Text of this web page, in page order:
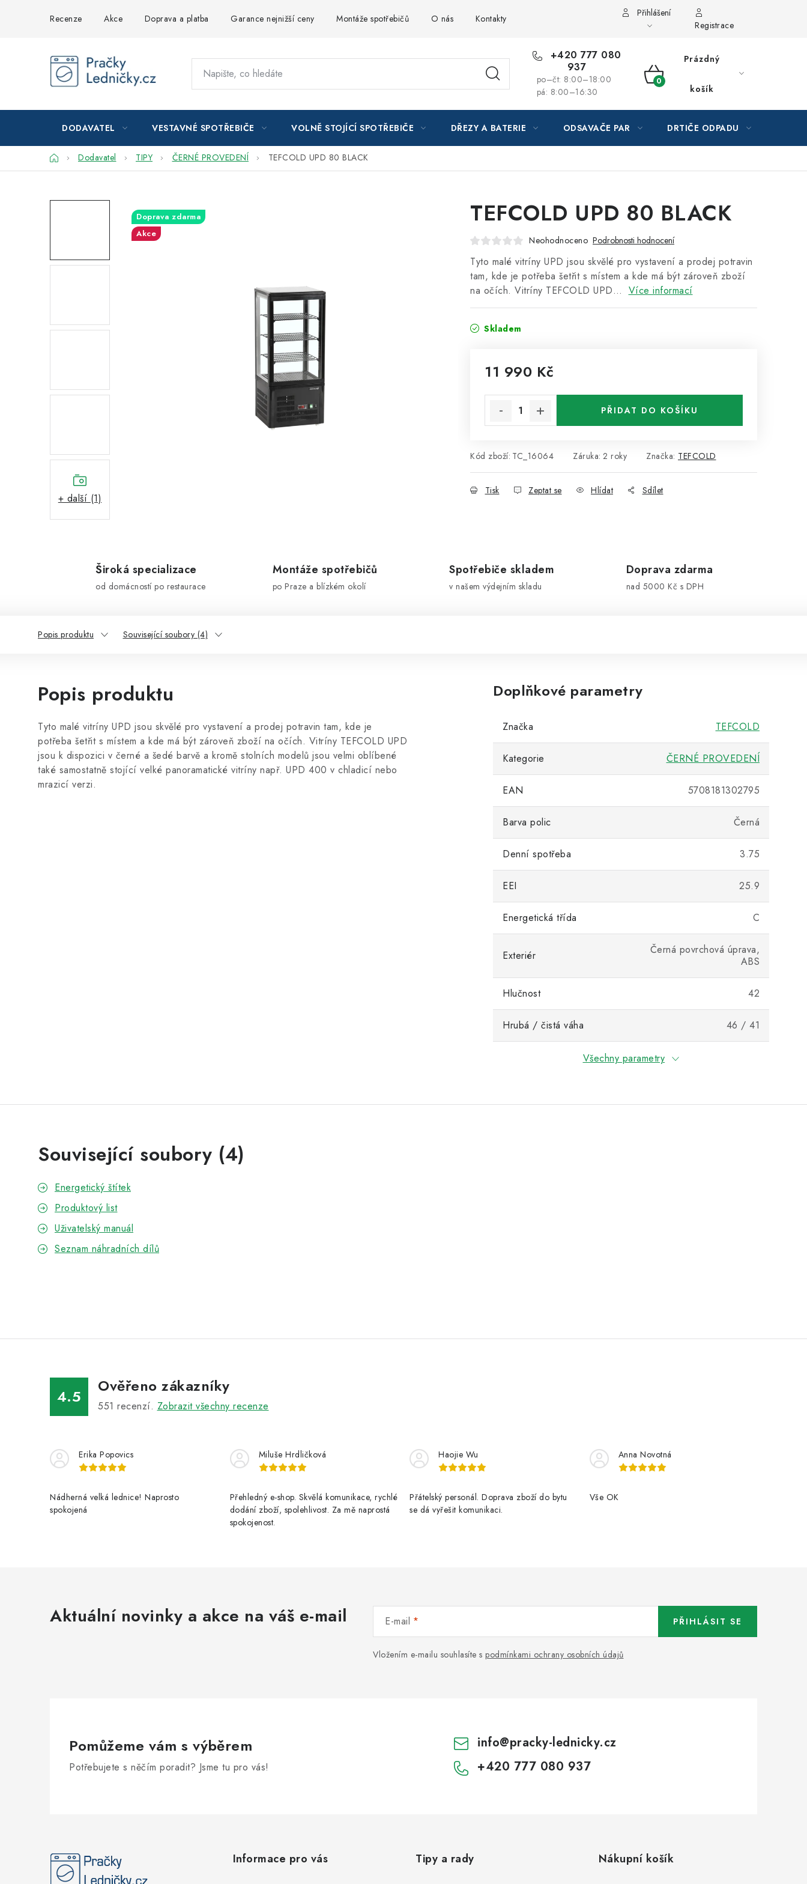
Recenze Akce Doprava a platba Garance nejnižší ceny Montáže spotřebičů O nás Kontakty
Přihlášení
Registrace
+420 777 080
937
po–čt: 8:00–18:00
pá: 8:00–16:30
NÁKUPNÍ
Prázdný
košík
DODAVATEL VESTAVNÉ SPOTŘEBIČE VOLNĚ STOJÍCÍ SPOTŘEBIČE DŘEZY A BATERIE ODSAVAČE PAR DRTIČE ODPADU
DomůDodavatel TIPY ČERNÉ PROVEDENÍ TEFCOLD UPD 80 BLACK
+ další (1)
TEFCOLD UPD 80 BLACK
Neohodnoceno Podrobnosti hodnocení
Tyto malé vitríny UPD jsou skvělé pro vystavení a prodej potravin
tam, kde je potřeba šetřit s místem a kde má být zároveň zboží
na očích. Vitríny TEFCOLD UPD… Více informací
Skladem
11 990 Kč
PŘIDAT DO KOŠÍKU
Kód zboží: TC_16064 Záruka: 2 roky Značka: TEFCOLD
Tisk Zeptat se Hlídat Sdílet
Doprava zdarma
Akce
Široká specializace
od domácností po restaurace
Montáže spotřebičů
po Praze a blízkém okolí
Spotřebiče skladem
v našem výdejním skladu
Doprava zdarma
nad 5000 Kč s DPH
Popis produktu Související soubory (4)
Popis produktu
Tyto malé vitríny UPD jsou skvělé pro vystavení a prodej potravin tam, kde je
potřeba šetřit s místem a kde má být zároveň zboží na očích. Vitríny TEFCOLD UPD
jsou k dispozici v černé a šedé barvě a kromě stolních modelů jsou velmi oblíbené
také samostatně stojící velké panoramatické vitríny např. UPD 400 v chladicí nebo
mrazicí verzi.
Doplňkové parametry
Značka TEFCOLD
Kategorie ČERNÉ PROVEDENÍ
EAN 5708181302795
Barva polic Černá
Denní spotřeba 3.75
EEI 25.9
Energetická třída C
Exteriér
Černá povrchová úprava,
ABS
Hlučnost 42
Hrubá / čistá váha 46 / 41
Všechny parametry
Související soubory (4)
Energetický štítek
Produktový list
Uživatelský manuál
Seznam náhradních dílů
4.5
Ověřeno zákazníky
551 recenzí. Zobrazit všechny recenze
Erika Popovics
Nádherná velká lednice! Naprosto
spokojená
Miluše Hrdličková
Přehledný e-shop. Skvělá komunikace, rychlé
dodání zboží, spolehlivost. Za mě naprostá
spokojenost.
Haojie Wu
Přátelský personál. Doprava zboží do bytu
se dá vyřešit komunikaci.
Anna Novotná
Vše OK
Aktuální novinky a akce na váš e-mail E-mail
Vložením e-mailu souhlasíte s podmínkami ochrany osobních údajů
PŘIHLÁSIT SE
Pomůžeme vám s výběrem
Potřebujete s něčím poradit? Jsme tu pro vás!
info@pracky-lednicky.cz
+420 777 080 937
Informace pro vás Tipy a rady Nákupní košík